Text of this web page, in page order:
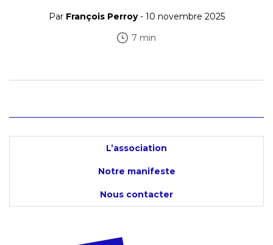
Par François Perroy- 10 novembre 2025
7 min
L’association
Notre manifeste
Nous contacter